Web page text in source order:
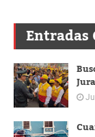
Entradas